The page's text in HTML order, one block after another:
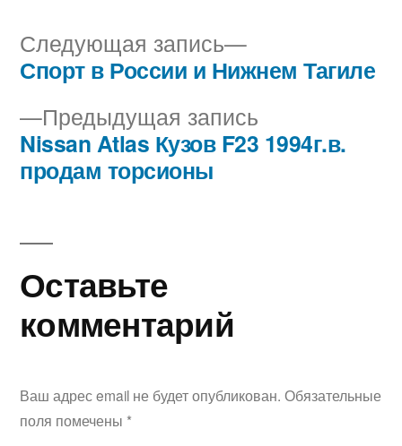
Навигация
по
записям
Предыдущая запись
запись:
Nissan Atlas Кузов F23 1994г.в.
продам торсионы
Следующая запись
Следующая
запись:
Спорт в России и Нижнем Тагиле
Оставьте
комментарий
Ваш адрес email не будет опубликован. Обязательные
поля помечены *